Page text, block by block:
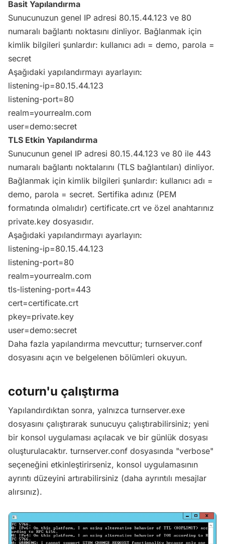
Basit Yapılandırma
Sunucunuzun genel IP adresi 80.15.44.123 ve 80
numaralı bağlantı noktasını dinliyor. Bağlanmak için
kimlik bilgileri şunlardır: kullanıcı adı = demo, parola =
secret
Aşağıdaki yapılandırmayı ayarlayın:
listening-ip=80.15.44.123
listening-port=80
realm=yourrealm.com
user=demo:secret
TLS Etkin Yapılandırma
Sunucunun genel IP adresi 80.15.44.123 ve 80 ile 443
numaralı bağlantı noktalarını (TLS bağlantıları) dinliyor.
Bağlanmak için kimlik bilgileri şunlardır: kullanıcı adı =
demo, parola = secret. Sertifika adınız (PEM
formatında olmalıdır) certificate.crt ve özel anahtarınız
private.key dosyasıdır.
Aşağıdaki yapılandırmayı ayarlayın:
listening-ip=80.15.44.123
listening-port=80
realm=yourrealm.com
tls-listening-port=443
cert=certificate.crt
pkey=private.key
user=demo:secret
Daha fazla yapılandırma mevcuttur; turnserver.conf
dosyasını açın ve belgelenen bölümleri okuyun.
coturn'u çalıştırma
Yapılandırdıktan sonra, yalnızca turnserver.exe
dosyasını çalıştırarak sunucuyu çalıştırabilirsiniz; yeni
bir konsol uygulaması açılacak ve bir günlük dosyası
oluşturulacaktır. turnserver.conf dosyasında "verbose"
seçeneğini etkinleştirirseniz, konsol uygulamasının
ayrıntı düzeyini artırabilirsiniz (daha ayrıntılı mesajlar
alırsınız).